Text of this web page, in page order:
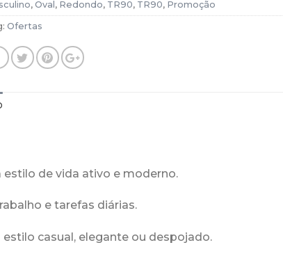
, Oval , Redondo, TR90, TR90, Promoção
Ofertas
estilo de vida ativo e moderno.
e tarefas diárias.
casual, elegante ou despojado.